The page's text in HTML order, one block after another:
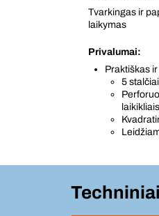
Tvarkingas ir
laikymas
Privalumai:
Praktiškas
5
laikikliais